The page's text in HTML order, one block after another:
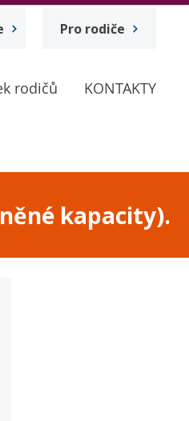
Pro rodiče
rodičů KONTAKTY
kapacity).